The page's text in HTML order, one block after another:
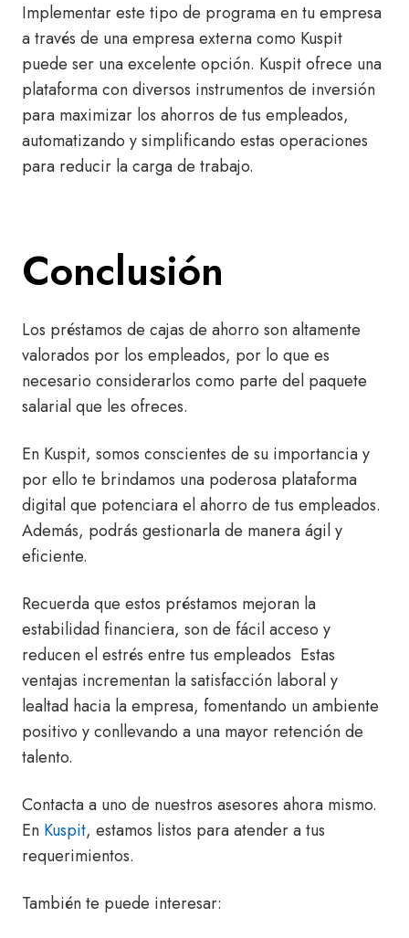
Implementar este tipo de programa en tu empresa
a través de una empresa externa como Kuspit
puede ser una excelente opción. Kuspit ofrece una
plataforma con diversos instrumentos de inversión
para maximizar los ahorros de tus empleados,
automatizando y simplificando estas operaciones
para reducir la carga de trabajo.
Conclusión
Los préstamos de cajas de ahorro son altamente
valorados por los empleados, por lo que es
necesario considerarlos como parte del paquete
salarial que les ofreces.
En Kuspit, somos conscientes de su importancia y
por ello te brindamos una poderosa plataforma
digital que potenciara el ahorro de tus empleados.
Además, podrás gestionarla de manera ágil y
eficiente.
Recuerda que estos préstamos mejoran la
estabilidad financiera, son de fácil acceso y
reducen el estrés entre tus empleados Estas
ventajas incrementan la satisfacción laboral y
lealtad hacia la empresa, fomentando un ambiente
positivo y conllevando a una mayor retención de
talento.
Contacta a uno de nuestros asesores ahora mismo.
En Kuspit, estamos listos para atender a tus
requerimientos.
También te puede interesar: